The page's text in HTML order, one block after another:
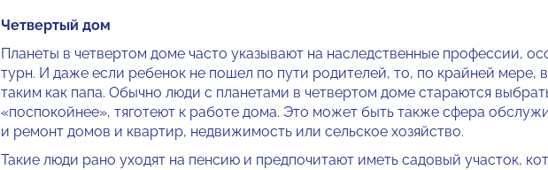
Четвертый дом
Планеты в четвертом доме часто указывают на наследственные про­фессии,
турн. И даже если ребенок не пошел по пути родителей, то, по крайней мере, в
таким как папа. Обычно люди с планетами в четвертом доме стараются
«поспокойнее», тяготеют к работе дома. Это может быть так­же сфера
и ремонт домов и квартир, не­движимость или сельское хозяйство.
Такие люди рано уходят на пенсию и предпочитают иметь садовый уча­сток,